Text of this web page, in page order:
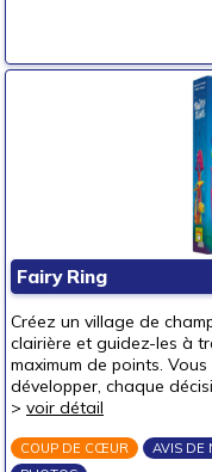
Fairy Ring
Créez un village de
clairière et guidez-les à
maximum de points.
développer, chaque
> voir détail
COUP DE CŒUR AVIS DE